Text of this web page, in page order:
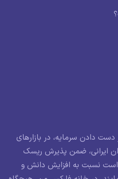
دادن سرمایه، در بازارهای
ایرانی، ضمن پذیرش ریسک
است نسبت به افزایش دانش و